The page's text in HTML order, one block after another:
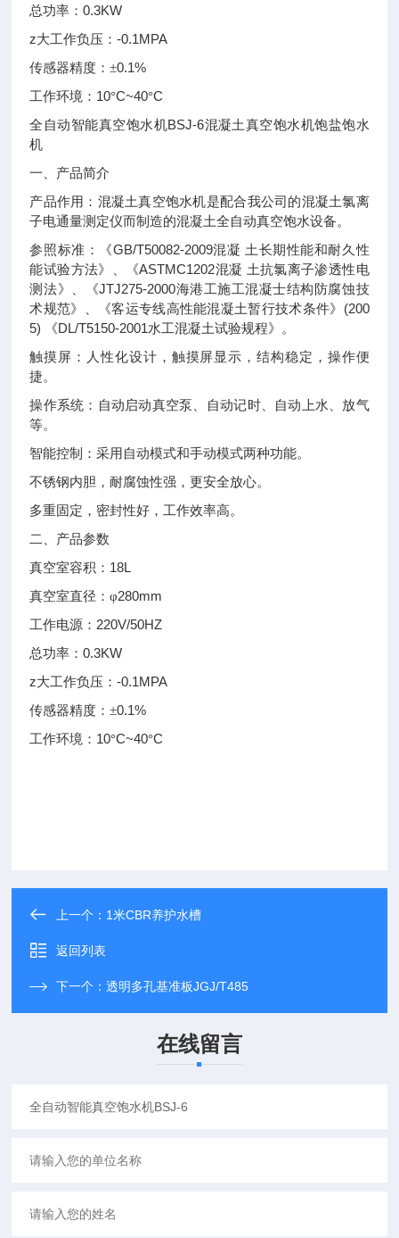
总功率：0.3KW
z大工作负压：-0.1MPA
传感器精度：±0.1%
工作环境： 10°C~40°C
全自动智能真空饱水机BSJ-6混凝土真空饱水机饱盐饱水
机
一、产品简介
产品作用：混凝土真空饱水机是配合我公司的混凝土氯离
子电通量测定仪而制造的混凝土全自动真空饱水设备。
参照标准：《GB/T50082-2009混凝 土长期性能和耐久性
能试验方法》、《ASTMC1202混凝 土抗氯离子渗透性电
测法》、《JTJ275-2000海港工施工混凝士结构防腐蚀技
术规范》、《客运专线高性能混凝土暂行技术条件》 (200
5)
《DL/T5150-2001水工混凝土试验规程》。
触摸屏：人性化设计，触摸屏显示，结构稳定，操作便
捷。
操作系统：自动启动真空泵、自动记时、自动上水、放气
等。
智能控制：采用自动模式和手动模式两种功能。
不锈钢内胆，耐腐蚀性强，更安全放心。
多重固定，密封性好，工作效率高。
二、产品参数
真空室容积： 18L
真空室直径：φ280mm
工作电源： 220V/50HZ
总功率：0.3KW
z大工作负压：-0.1MPA
传感器精度：±0.1%
工作环境： 10°C~40°C
上一个： 1米CBR养护水槽
返回列表
下一个：透明多孔基准板JGJ/T485
在线留言